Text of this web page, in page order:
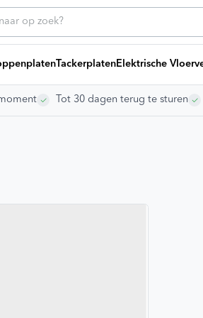
offerte
laten leggen
Tackerplaten Elektrische
Tot 30 dagen terug te sturen